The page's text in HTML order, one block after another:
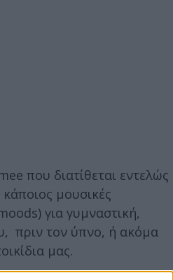
που διατίθεται εντελώς
μουσικές
για γυμναστική,
πριν τον ύπνο, ή ακόμα
μας.